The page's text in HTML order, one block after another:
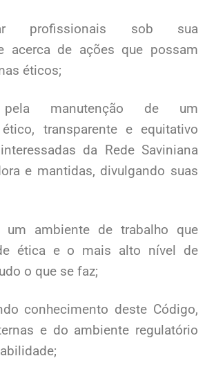
profissionais sob sua
acerca de ações que possam
éticos;
manutenção de um
transparente e equitativo
da Rede Saviniana
e mantidas, divulgando suas
ambiente de trabalho que
ética e o mais alto nível de
o que se faz;
conhecimento deste Código,
e do ambiente regulatório